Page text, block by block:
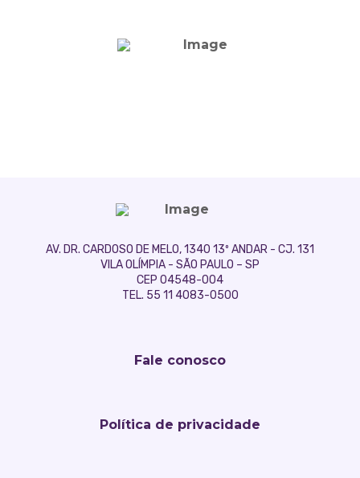
AV. DR. CARDOSO DE MELO, 1340 13º ANDAR - CJ. 131
VILA OLÍMPIA - SÃO PAULO – SP
CEP 04548-004
TEL. 55 11 4083-0500
Fale conosco
Política de privacidade